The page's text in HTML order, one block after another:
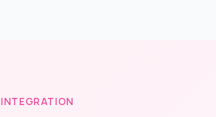
INTEGRATION